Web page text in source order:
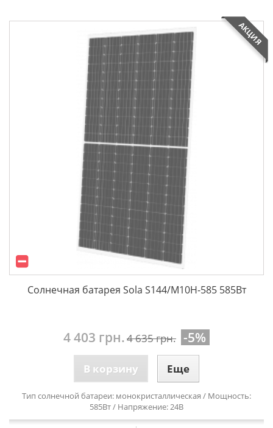
АКЦИЯ
Солнечная батарея Sola S144/М10Н-585 585Вт
4 403 грн.4 635 грн. -5%
В корзину Еще
Тип солнечной батареи: монокристаллическая / Мощность:
585Вт / Напряжение: 24В